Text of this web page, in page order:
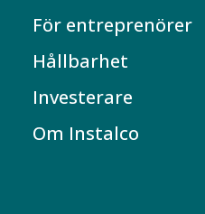
För entreprenörer
Hållbarhet
Investerare
Om Instalco